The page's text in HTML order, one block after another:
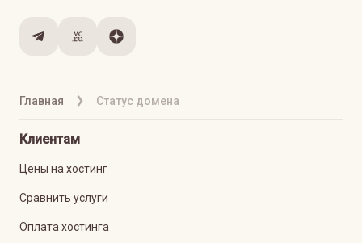
Главная Статус домена
Клиентам
Цены на хостинг
Сравнить услуги
Оплата хостинга